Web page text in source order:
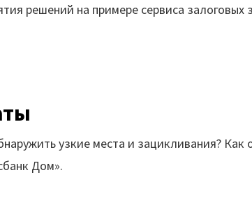
решений на примере сервиса залоговых
узкие места и зацикливания? Как
Дом».